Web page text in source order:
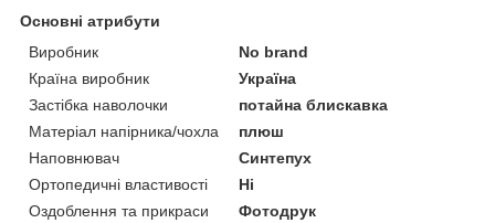
Основні атрибути
Виробник
No brand
Країна виробник
Україна
Застібка наволочки
потайна блискавка
Матеріал напірника/чохла
плюш
Наповнювач
Синтепух
Ортопедичні властивості
Ні
Оздоблення та прикраси
Фотодрук